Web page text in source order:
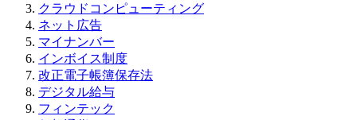
クラウドコンピューティング
ネット広告
マイナンバー
インボイス制度
改正電子帳簿保存法
デジタル給与
フィンテック